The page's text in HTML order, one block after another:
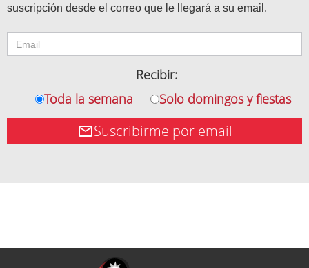
suscripción desde el correo que le llegará a su email.
Recibir:
Toda la semana
Solo domingos y fiestas
Suscribirme por email